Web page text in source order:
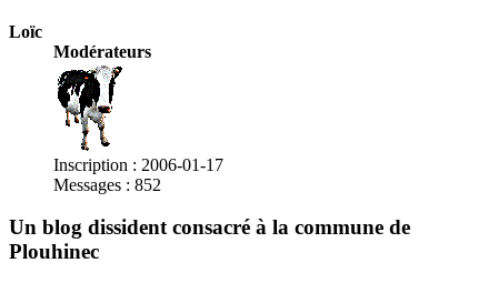
Loïc
Modérateurs
Inscription : 2006-01-17
Messages : 852
Un blog dissident consacré à la commune de
Plouhinec